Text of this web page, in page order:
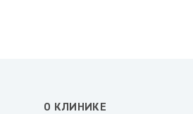
О КЛИНИКЕ